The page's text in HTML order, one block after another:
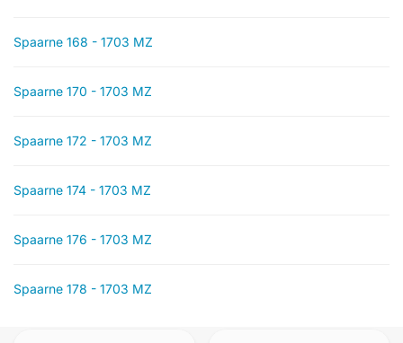
Spaarne 168 - 1703 MZ
Spaarne 170 - 1703 MZ
Spaarne 172 - 1703 MZ
Spaarne 174 - 1703 MZ
Spaarne 176 - 1703 MZ
Spaarne 178 - 1703 MZ